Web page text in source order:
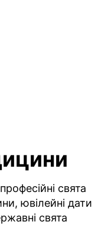
свята
ювілейні дати
свята